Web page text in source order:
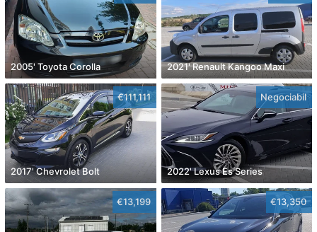
2005' Toyota Corolla 2021' Renault Kangoo Maxi
€111,111
2017' Chevrolet Bolt
Negociabil
2022' Lexus Es Series
€13,199 €13,350